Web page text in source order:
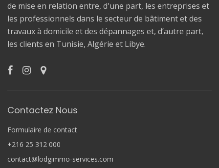
de mise en relation entre, d'une part, les entreprises et
les professionnels dans le secteur de bâtiment et des
travaux à domicile et des dépannages et, d’autre part,
les clients en Tunisie, Algérie et Libye.
Contactez Nous
Formulaire de contact
+216 25 312 000
contact@lodgimmo-services.com